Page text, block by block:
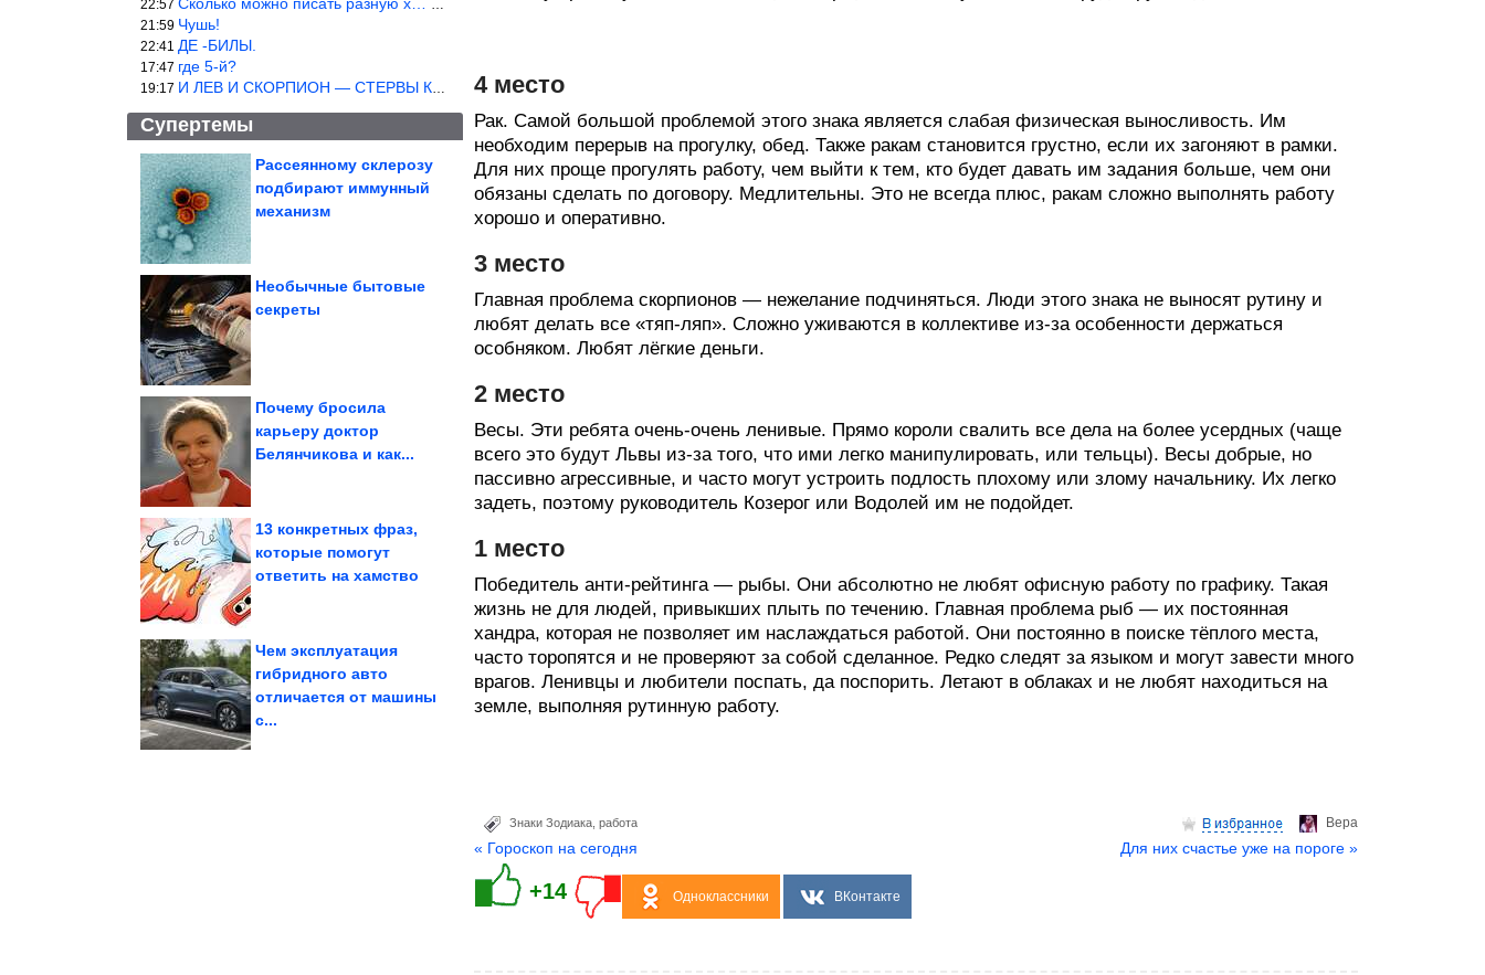
22:57
21:59 Чушь!
22:41 ДЕ -БИЛЫ.
17:47 где 5-й?
19:17 И ЛЕВ И СКОРПИОН — СТЕРВЫ КАКИХ ЕЩЕ ПОИСКАТЬ НАДО
Супертемы
Повара раскрыли
текстуры. Молочная...
Рассеянному склерозу
подбирают иммунный
механизм
Необычные бытовые
секреты
Почему бросила
карьеру доктор
Белянчикова и как...
В США опубликовали
13 конкретных фраз,
которые помогут
ответить на хамство
оттаскала балерину за
Чем эксплуатация
гибридного авто
отличается от машины
с...
4 место
Рак. Самой большой проблемой этого знака является слабая физическая выносливость. Им
необходим перерыв на прогулку, обед. Также ракам становится грустно, если их загоняют в рамки.
Для них проще прогулять работу, чем выйти к тем, кто будет давать им задания больше, чем они
обязаны сделать по договору. Медлительны. Это не всегда плюс, ракам сложно выполнять работу
хорошо и оперативно.
3 место
Главная проблема скорпионов — нежелание подчиняться. Люди этого знака не выносят рутину и
любят делать все «тяп-ляп». Сложно уживаются в коллективе из-за особенности держаться
особняком. Любят лёгкие деньги.
2 место
Весы. Эти ребята очень-очень ленивые. Прямо короли свалить все дела на более усердных (чаще
всего это будут Львы из-за того, что ими легко манипулировать, или тельцы). Весы добрые, но
пассивно агрессивные, и часто могут устроить подлость плохому или злому начальнику. Их легко
задеть, поэтому руководитель Козерог или Водолей им не подойдет.
1 место
Победитель анти-рейтинга — рыбы. Они абсолютно не любят офисную работу по графику. Такая
жизнь не для людей, привыкших плыть по течению. Главная проблема рыб — их постоянная
хандра, которая не позволяет им наслаждаться работой. Они постоянно в поиске тёплого места,
часто торопятся и не проверяют за собой сделанное. Редко следят за языком и могут завести много
врагов. Ленивцы и любители поспать, да поспорить. Летают в облаках и не любят находиться на
земле, выполняя рутинную работу.
Верa
Знаки Зодиака работа
« Гороскоп на сегодня Для них счастье уже на пороге »
+14 Одноклассники ВКонтакте